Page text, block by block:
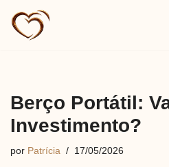
Pular
Berço Portátil:
Investimento?
por Patrícia 17/05/2026